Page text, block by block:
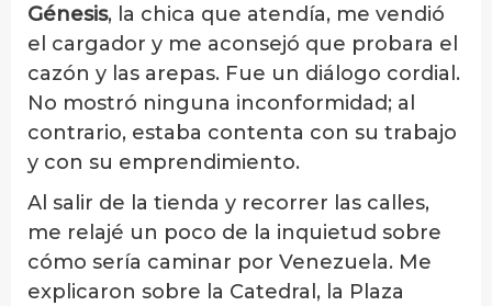
Génesis, la chica que atendía, me vendió
el cargador y me aconsejó que probara el
cazón y las arepas. Fue un diálogo cordial.
No mostró ninguna inconformidad; al
contrario, estaba contenta con su trabajo
y con su emprendimiento.
Al salir de la tienda y recorrer las calles,
me relajé un poco de la inquietud sobre
cómo sería caminar por Venezuela. Me
explicaron sobre la Catedral, la Plaza